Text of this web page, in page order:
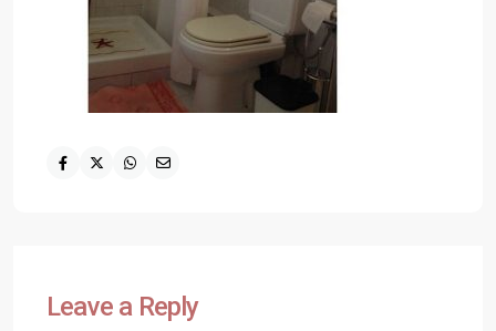
Leave a Reply